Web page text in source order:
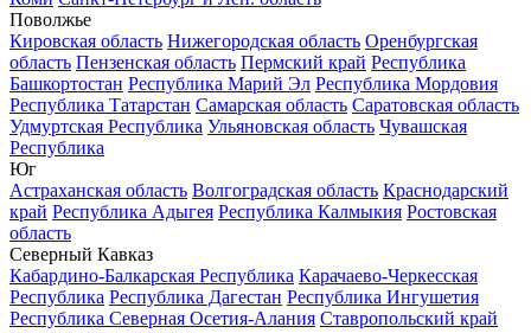
Поволжье
Кировская область Нижегородская область Оренбургская
область Пензенская область Пермский край Республика
Башкортостан Республика Марий Эл Республика Мордовия
Республика Татарстан Самарская область Саратовская область
Удмуртская Республика Ульяновская область Чувашская
Республика
Юг
Астраханская область Волгоградская область Краснодарский
край Республика Адыгея Республика Калмыкия Ростовская
область
Северный Кавказ
Кабардино-Балкарская Республика Карачаево-Черкесская
Республика Республика Дагестан Республика Ингушетия
Республика Северная Осетия-Алания Ставропольский край